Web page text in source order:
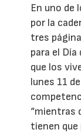
En uno de
por la
tres
para el Día
que los
lunes 11
“mientras
tienen que